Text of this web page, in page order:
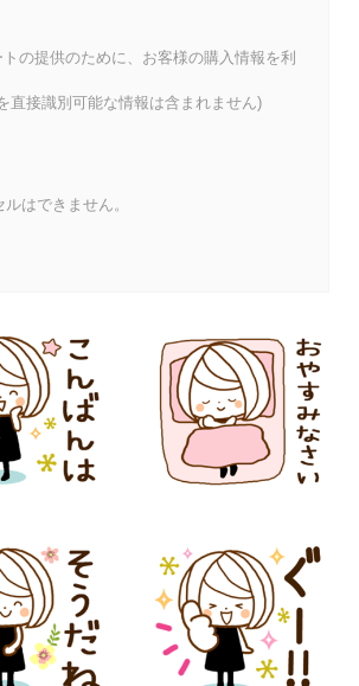
の提供のために、お客様の購入情報を利
直接識別可能な情報は含まれません)
はできません。